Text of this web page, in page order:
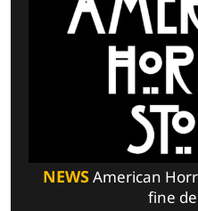
NEWSAmerican
fine